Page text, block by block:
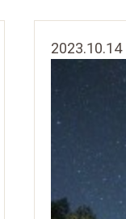
2023.10.14